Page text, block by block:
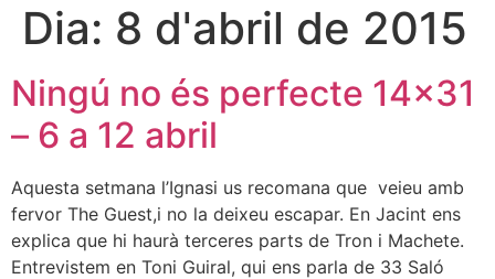
Dia: 8 d'abril de 2015
Ningú no és perfecte 14×31
– 6 a 12 abril
Aquesta setmana l’Ignasi us recomana que veieu amb
fervor The Guest,i no la deixeu escapar. En Jacint ens
explica que hi haurà terceres parts de Tron i Machete.
Entrevistem en Toni Guiral, qui ens parla de 33 Saló